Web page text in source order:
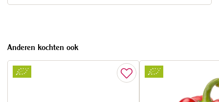
Anderen kochten ook